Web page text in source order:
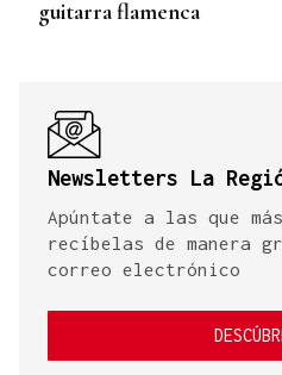
guitarra flamenca
Newsletters La
Apúntate a las que
recíbelas de manera
correo electrónico